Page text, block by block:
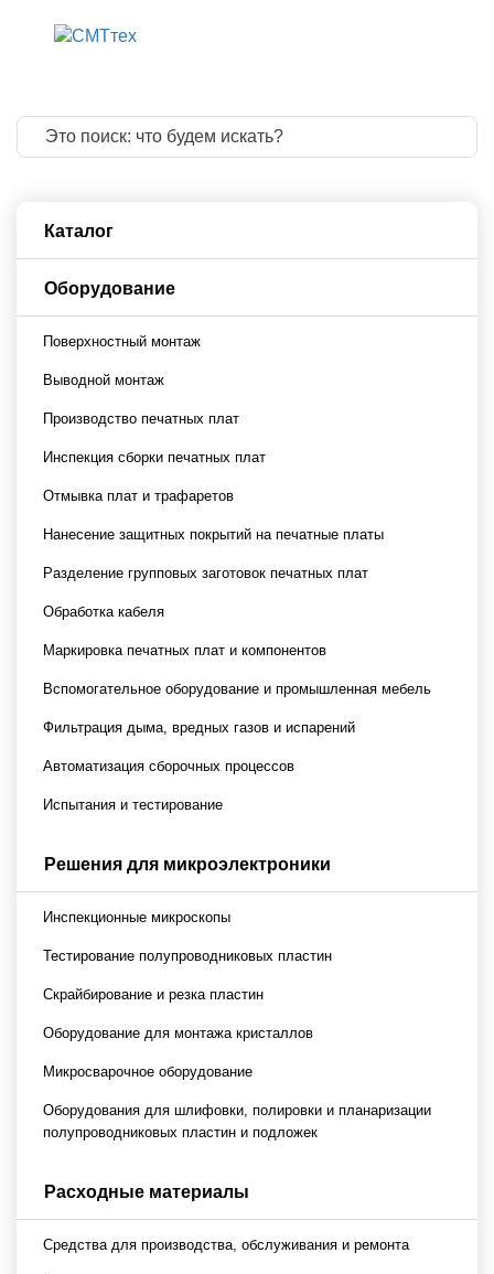
Каталог
Оборудование
Поверхностный монтаж
Выводной монтаж
Производство печатных плат
Инспекция сборки печатных плат
Отмывка плат и трафаретов
Нанесение защитных покрытий на печатные платы
Разделение групповых заготовок печатных плат
Обработка кабеля
Маркировка печатных плат и компонентов
Вспомогательное оборудование и промышленная мебель
Фильтрация дыма, вредных газов и испарений
Автоматизация сборочных процессов
Испытания и тестирование
Решения для микроэлектроники
Инспекционные микроскопы
Тестирование полупроводниковых пластин
Скрайбирование и резка пластин
Оборудование для монтажа кристаллов
Микросварочное оборудование
Оборудования для шлифовки, полировки и планаризации
полупроводниковых пластин и подложек
Расходные материалы
Средства для производства, обслуживания и ремонта